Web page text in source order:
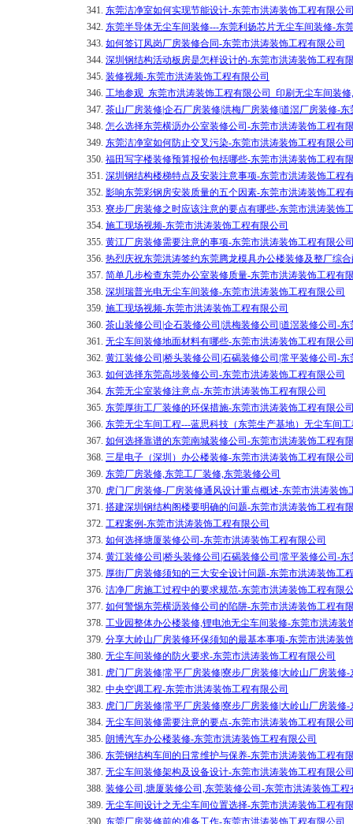
341. 东莞洁净室如何实现节能设计-东莞市洪涛装饰工程有限公
342. 东莞半导体无尘车间装修---东莞利扬芯片无尘车间装修-东
343. 如何签订凤岗厂房装修合同-东莞市洪涛装饰工程有限公司
344. 深圳钢结构活动板房是怎样设计的-东莞市洪涛装饰工程有
345. 装修视频-东莞市洪涛装饰工程有限公司
346. 工地参观_东莞市洪涛装饰工程有限公司_印刷无尘车间装
347. 茶山厂房装修|企石厂房装修|洪梅厂房装修|道滘厂房装修-
348. 怎么选择东莞横沥办公室装修公司-东莞市洪涛装饰工程有
349. 东莞洁净室如何防止交叉污染-东莞市洪涛装饰工程有限公
350. 福田写字楼装修预算报价包括哪些-东莞市洪涛装饰工程有
351. 深圳钢结构楼梯特点及安装注意事项-东莞市洪涛装饰工程
352. 影响东莞彩钢房安装质量的五个因素-东莞市洪涛装饰工程
353. 寮步厂房装修之时应该注意的要点有哪些-东莞市洪涛装饰
354. 施工现场视频-东莞市洪涛装饰工程有限公司
355. 黄江厂房装修需要注意的事项-东莞市洪涛装饰工程有限公
356. 热烈庆祝东莞洪涛签约东莞腾龙模具办公楼装修及整厂综
357. 简单几步检查东莞办公室装修质量-东莞市洪涛装饰工程有
358. 深圳瑞普光电无尘车间装修-东莞市洪涛装饰工程有限公司
359. 施工现场视频-东莞市洪涛装饰工程有限公司
360. 茶山装修公司|企石装修公司|洪梅装修公司|道滘装修公司-
361. 无尘车间装修地面材料有哪些-东莞市洪涛装饰工程有限公
362. 黄江装修公司|桥头装修公司|石碣装修公司|常平装修公司-
363. 如何选择东莞高埗装修公司-东莞市洪涛装饰工程有限公司
364. 东莞无尘室装修注意点-东莞市洪涛装饰工程有限公司
365. 东莞厚街工厂装修的环保措施-东莞市洪涛装饰工程有限公
366. 东莞无尘车间工程---蓝思科技（东莞生产基地）无尘车间
367. 如何选择靠谱的东莞南城装修公司-东莞市洪涛装饰工程有
368. 三星电子（深圳）办公楼装修-东莞市洪涛装饰工程有限公
369. 东莞厂房装修,东莞工厂装修,东莞装修公司
370. 虎门厂房装修-厂房装修通风设计重点概述-东莞市洪涛装饰
371. 搭建深圳钢结构阁楼要明确的问题-东莞市洪涛装饰工程有
372. 工程案例-东莞市洪涛装饰工程有限公司
373. 如何选择塘厦装修公司-东莞市洪涛装饰工程有限公司
374. 黄江装修公司|桥头装修公司|石碣装修公司|常平装修公司-
375. 厚街厂房装修须知的三大安全设计问题-东莞市洪涛装饰工
376. 洁净厂房施工过程中的要求规范-东莞市洪涛装饰工程有限
377. 如何警惕东莞横沥装修公司的陷阱-东莞市洪涛装饰工程有
378. 工业园整体办公楼装修,锂电池无尘车间装修-东莞市洪涛装
379. 分享大岭山厂房装修环保须知的最基本事项-东莞市洪涛装
380. 无尘车间装修的防火要求-东莞市洪涛装饰工程有限公司
381. 虎门厂房装修|常平厂房装修|寮步厂房装修|大岭山厂房装修
382. 中央空调工程-东莞市洪涛装饰工程有限公司
383. 虎门厂房装修|常平厂房装修|寮步厂房装修|大岭山厂房装修
384. 无尘车间装修需要注意的要点-东莞市洪涛装饰工程有限公
385. 朗博汽车办公楼装修-东莞市洪涛装饰工程有限公司
386. 东莞钢结构车间的日常维护与保养-东莞市洪涛装饰工程有
387. 无尘车间装修架构及设备设计-东莞市洪涛装饰工程有限公
388. 装修公司,塘厦装修公司,东莞装修公司-东莞市洪涛装饰工程
389. 无尘车间设计之无尘车间位置选择-东莞市洪涛装饰工程有
390. 东莞厂房装修前的准备工作-东莞市洪涛装饰工程有限公司